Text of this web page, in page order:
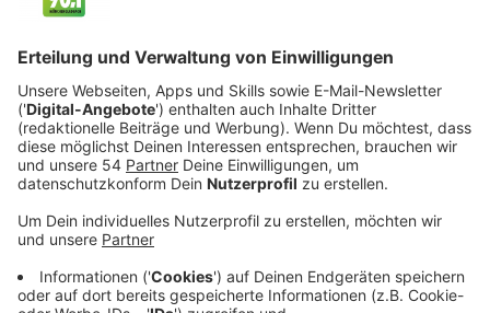
Veröffentlicht:
Anzeige
Um wirklich die Welt retten zu können, planen die
beiden begnadeten Hackerinnen eine ganz große
Nummer. Und so beschließen Benni und Anna, einen
Cyberattacke auf die Regierung zu starten. Doch ihr
Cyberangriff wird verhindert und sie geraten ins Visier
der Behörden. Während Anna vom Bundeskriminalamt
geschnappt und verhört wird, kann ihre Schwester